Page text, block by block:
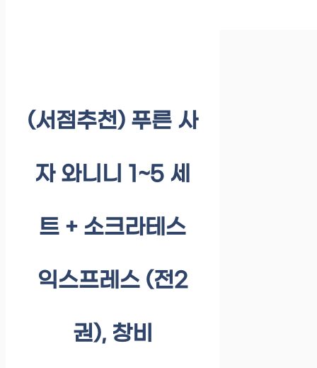
(서점추천) 푸른 사
자 와니니 1~5 세
트 + 소크라테스
익스프레스 (전2
권), 창비